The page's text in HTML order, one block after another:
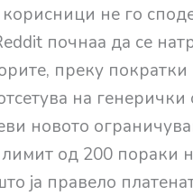
корисници не го
почнаа да се
преку
на
новото
од 200 пораки
ја правело